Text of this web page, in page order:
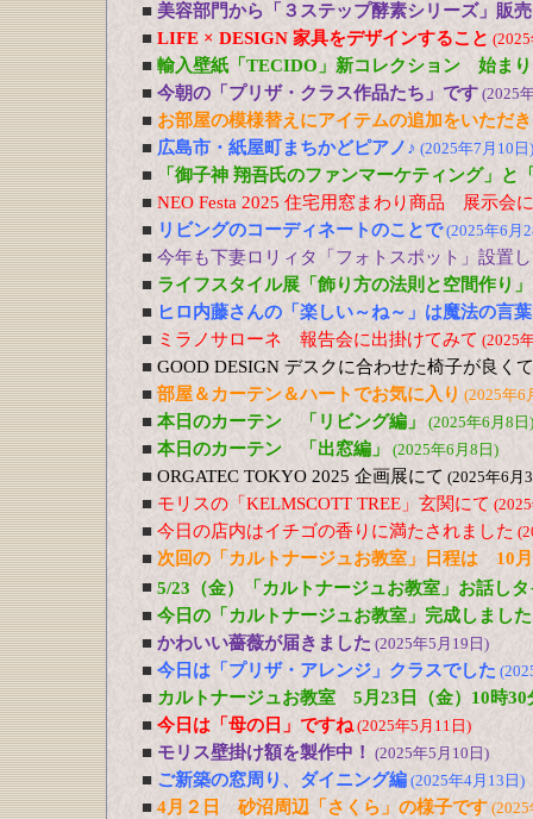
■ 美容部門から「３ステップ酵素シリーズ」販
■ LIFE × DESIGN 家具をデザインすること
■ 輸入壁紙「TECIDO」新コレクション 始ま
■ 今朝の「プリザ・クラス作品たち」です (2025
■ お部屋の模様替えにアイテムの追加をいただ
■ 広島市・紙屋町まちかどピアノ♪ (2025年7月10日)
■
「御子神 翔吾氏のファンマーケティング」
■ NEO Festa 2025 住宅用窓まわり商品 展示会
■ リビングのコーディネートのことで(2025年6月
■ 今年も下妻ロリィタ「フォトスポット」設置
■ ライフスタイル展「飾り方の法則と空間作
■ ヒロ内藤さんの「楽しい～ね～」は魔法の言
■ ミラノサローネ 報告会に出掛けてみて (2025
■ GOOD DESIGN デスクに合わせた椅子が良く
■ 部屋＆カーテン＆ハートでお気に入り (2025年6
■ 本日のカーテン 「リビング編」 (2025年6月8日)
■ 本日のカーテン 「出窓編」 (2025年6月8日)
■ ORGATEC TOKYO 2025 企画展にて (2025年6月
■ モリスの「KELMSCOTT TREE」玄関にて
■ 今日の店内はイチゴの香りに満たされました
■ 次回の「カルトナージュお教室」日程は 10
■ 5/23（金）「カルトナージュお教室」お話し
■ 今日の「カルトナージュお教室」完成しました
■ かわいい薔薇が届きました (2025年5月19日)
■ 今日は「プリザ・アレンジ」クラスでした
■ カルトナージュお教室 5月23日（金）10時30
■ 今日は「母の日」ですね(2025年5月11日)
■ モリス壁掛け額を製作中！ (2025年5月10日)
■ ご新築の窓周り、ダイニング編 (2025年4月13日)
■ 4月２日 砂沼周辺「さくら」の様子です